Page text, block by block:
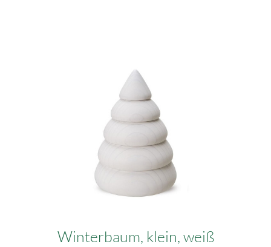
Winterbaum, klein, weiß